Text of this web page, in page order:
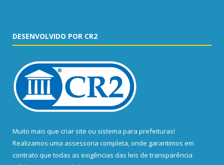
DESENVOLVIDO POR CR2
Muito mais que criar site ou sistema para prefeituras!
Realizamos uma assessoria completa, onde garantimos em
contrato que todas as exigências das leis de transparência